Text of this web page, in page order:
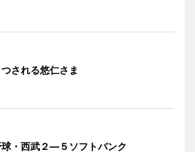
される悠仁さま
球・西武２―５ソフトバンク